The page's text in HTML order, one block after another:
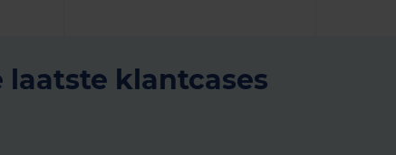
laatste klantcases